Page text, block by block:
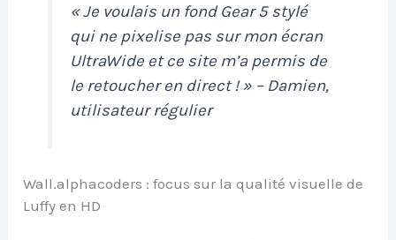
« Je voulais un fond Gear 5 stylé
qui ne pixelise pas sur mon écran
UltraWide et ce site m’a permis de
le retoucher en direct ! » – Damien,
utilisateur régulier
Wall.alphacoders : focus sur la qualité visuelle de
Luffy en HD